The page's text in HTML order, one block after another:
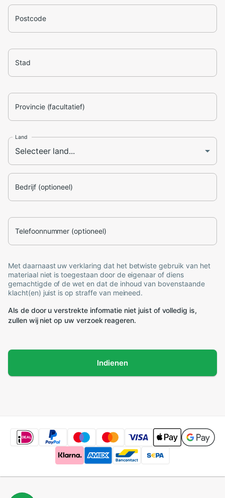
Postcode
Stad
Provincie (facultatief)
Land
Bedrijf (optioneel)
Telefoonnummer (optioneel)
Met daarnaast uw verklaring dat het betwiste gebruik van het
materiaal niet is toegestaan door de eigenaar of diens
gemachtigde of de wet en dat de inhoud van bovenstaande
klacht(en) juist is op straffe van meineed.
Als de door u verstrekte informatie niet juist of volledig is,
zullen wij niet op uw verzoek reageren.
Indienen